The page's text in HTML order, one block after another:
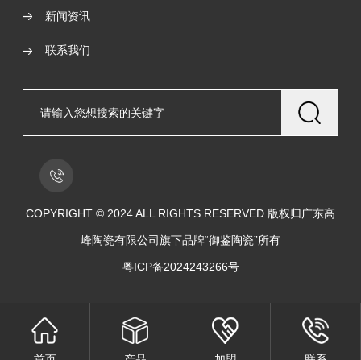
新闻资讯
联系我们
COPYRIGHT © 2024 ALL RIGHTS RESERVED 版权归广东高
峰陶瓷有限公司旗下品牌“御鉴陶瓷”所有
粤ICP备2024243266号